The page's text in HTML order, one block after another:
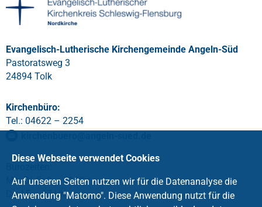
Evangelisch-Lutherische Kirchengemeinde Angeln-Süd
Pastoratsweg 3
24894 Tolk
Kirchenbüro:
Tel.: 04622 – 2254
Mo, Di, Fr 9 – 11 Uhr
Do 15 – 17 Uhr
Diese Webseite verwendet Cookies
Auf unseren Seiten nutzen wir für die Datenanalyse die
Anwendung "Matomo". Diese Anwendung nutzt für die